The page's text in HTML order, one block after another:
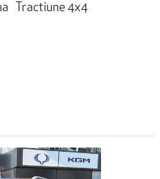
Tractiune 4x4